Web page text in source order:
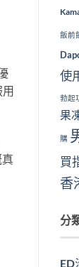
飯前
使
勃起
果
購
買
香
分
ED